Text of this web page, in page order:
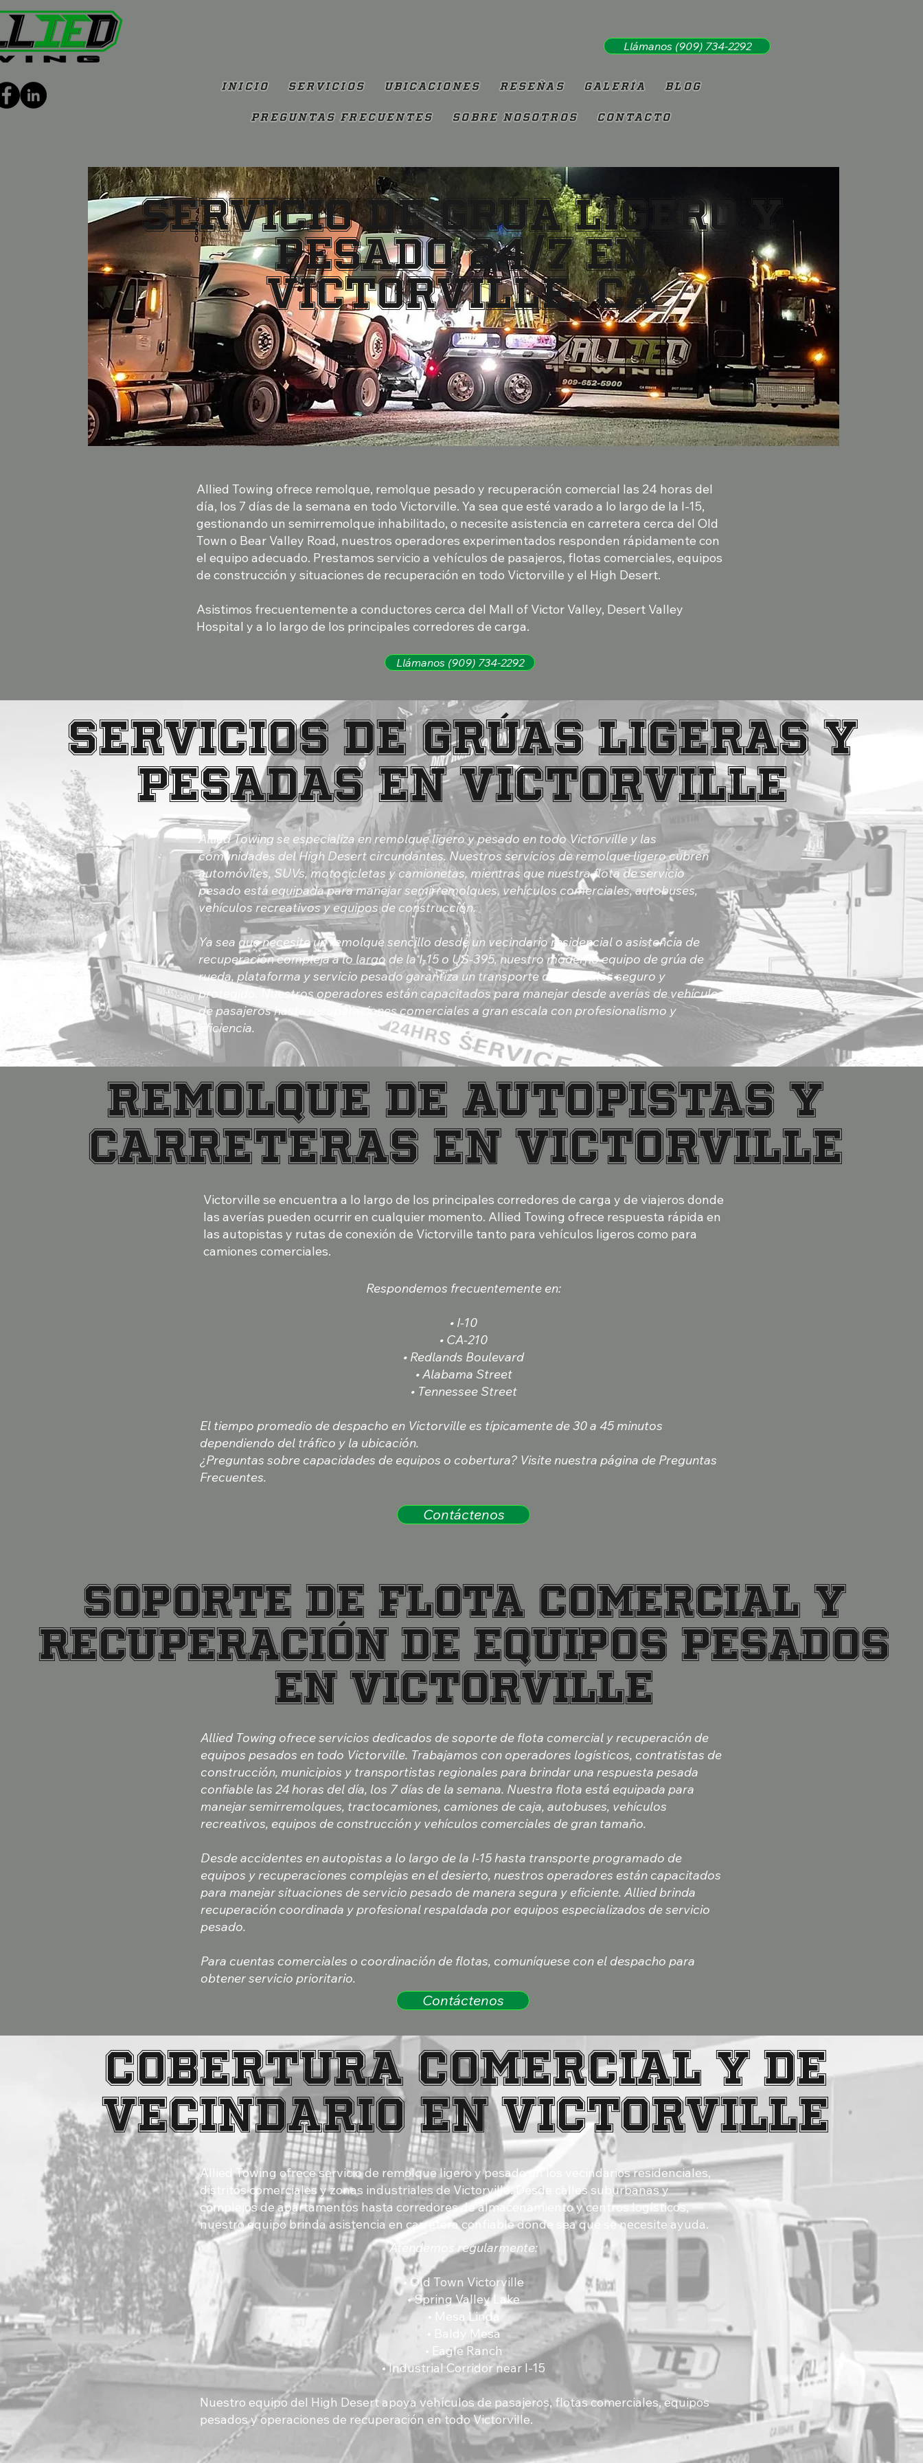
Llámanos (909) 734-2292
Inicio Servicios Ubicaciones Reseñas Galería Blog
Preguntas Frecuentes Sobre Nosotros Contacto
Servicio de Grúa Ligero y
Pesado 24/7 en
Victorville, CA
Llámanos (909) 734-2292
Allied Towing ofrece remolque, remolque pesado y recuperación comercial las 24 horas del
día, los 7 días de la semana en todo Victorville. Ya sea que esté varado a lo largo de la I-15,
gestionando un semirremolque inhabilitado, o necesite asistencia en carretera cerca del Old
Town o Bear Valley Road, nuestros operadores experimentados responden rápidamente con
el equipo adecuado. Prestamos servicio a vehículos de pasajeros, flotas comerciales, equipos
de construcción y situaciones de recuperación en todo Victorville y el High Desert.
Asistimos frecuentemente a conductores cerca del Mall of Victor Valley, Desert Valley
Hospital y a lo largo de los principales corredores de carga.
Servicios de grúas ligeras y
pesadas en Victorville
Allied Towing se especializa en remolque ligero y pesado en todo Victorville y las
comunidades del High Desert circundantes. Nuestros servicios de remolque ligero cubren
automóviles, SUVs, motocicletas y camionetas, mientras que nuestra flota de servicio
pesado está equipada para manejar semirremolques, vehículos comerciales, autobuses,
vehículos recreativos y equipos de construcción.
Ya sea que necesite un remolque sencillo desde un vecindario residencial o asistencia de
recuperación compleja a lo largo de la I-15 o US-395, nuestro moderno equipo de grúa de
rueda, plataforma y servicio pesado garantiza un transporte de vehículos seguro y
protegido. Nuestros operadores están capacitados para manejar desde averías de vehículos
de pasajeros hasta recuperaciones comerciales a gran escala con profesionalismo y
eficiencia.
Remolque de autopistas y
carreteras en Victorville
Respondemos frecuentemente en:
• I-10
• CA-210
• Redlands Boulevard
• Alabama Street
• Tennessee Street
El tiempo promedio de despacho en Victorville es típicamente de 30 a 45 minutos
dependiendo del tráfico y la ubicación.
¿Preguntas sobre capacidades de equipos o cobertura? Visite nuestra página de Preguntas
Frecuentes.
Contáctenos
Victorville se encuentra a lo largo de los principales corredores de carga y de viajeros donde
las averías pueden ocurrir en cualquier momento. Allied Towing ofrece respuesta rápida en
las autopistas y rutas de conexión de Victorville tanto para vehículos ligeros como para
camiones comerciales.
SOPORTE DE FLOTA COMERCIAL Y
RECUPERACIÓN DE EQUIPOS PESADOS
EN VICTORVILLE
Allied Towing ofrece servicios dedicados de soporte de flota comercial y recuperación de
equipos pesados en todo Victorville. Trabajamos con operadores logísticos, contratistas de
construcción, municipios y transportistas regionales para brindar una respuesta pesada
confiable las 24 horas del día, los 7 días de la semana. Nuestra flota está equipada para
manejar semirremolques, tractocamiones, camiones de caja, autobuses, vehículos
recreativos, equipos de construcción y vehículos comerciales de gran tamaño.
Desde accidentes en autopistas a lo largo de la I-15 hasta transporte programado de
equipos y recuperaciones complejas en el desierto, nuestros operadores están capacitados
para manejar situaciones de servicio pesado de manera segura y eficiente. Allied brinda
recuperación coordinada y profesional respaldada por equipos especializados de servicio
pesado.
Para cuentas comerciales o coordinación de flotas, comuníquese con el despacho para
obtener servicio prioritario.
Contáctenos
Cobertura comercial y de
vecindario en Victorville
Allied Towing ofrece servicio de remolque ligero y pesado en los vecindarios residenciales,
distritos comerciales y zonas industriales de Victorville. Desde calles suburbanas y
complejos de apartamentos hasta corredores de almacenamiento y centros logísticos,
nuestro equipo brinda asistencia en carretera confiable donde sea que se necesite ayuda.
Atendemos regularmente:
• Old Town Victorville
• Spring Valley Lake
• Mesa Linda
• Baldy Mesa
• Eagle Ranch
• Industrial Corridor near I-15
Nuestro equipo del High Desert apoya vehículos de pasajeros, flotas comerciales, equipos
pesados y operaciones de recuperación en todo Victorville.